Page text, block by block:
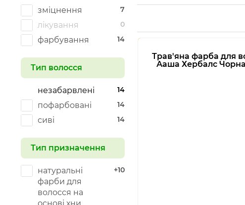
Трав'яна фарба для
Ааша Хербалс
7
зміцнення
0
лікування
14
фарбування
Тип волосся
14
незабарвлені
14
пофарбовані
14
сиві
Тип призначення
+10
натуральні
фарби для
волосся на